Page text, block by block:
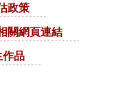
政策
關網頁連結
品